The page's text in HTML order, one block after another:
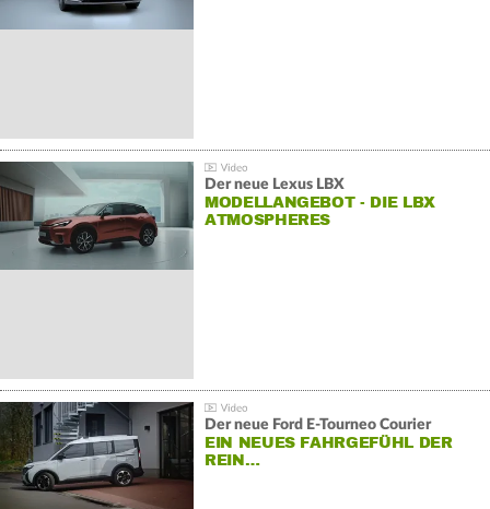
Der neue Lexus LBX
MODELLANGEBOT - DIE LBX
ATMOSPHERES
Der neue Ford E-Tourneo Courier
EIN NEUES FAHRGEFÜHL DER
REIN…